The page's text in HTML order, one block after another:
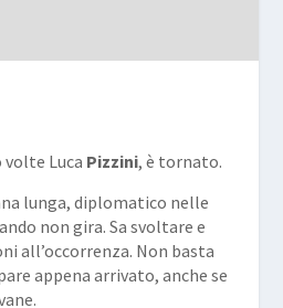
Luca Pizzini, è tornato.
lunga, diplomatico nelle
non gira. Sa svoltare e
all’occorrenza. Non basta
appena arrivato, anche se